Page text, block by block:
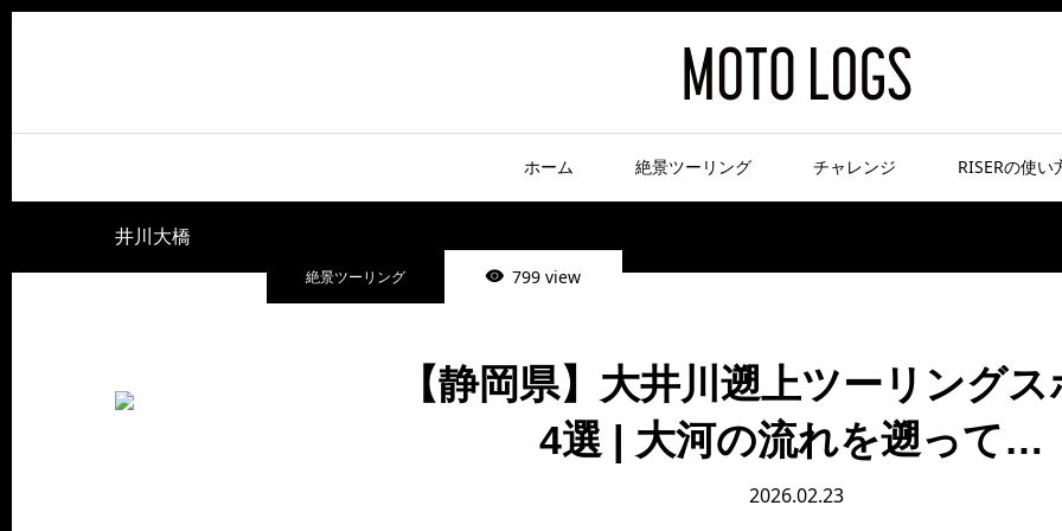
ホーム 絶景ツーリング チャレンジ RISERの使い
井川大橋
絶景ツーリング
799 view
【静岡県】大井川遡上ツーリング
4選 | 大河の流れを遡って…
2026.02.23